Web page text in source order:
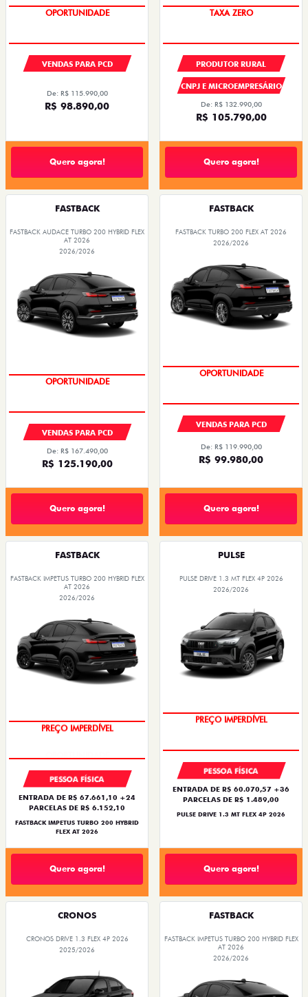
OPORTUNIDADE
VENDAS PARA PCD
De: R$ 115.990,00
R$ 98.890,00
Quero agora!
TAXA ZERO
PRODUTOR RURAL
CNPJ E MICROEMPRESÁRIO
De: R$ 132.990,00
R$ 105.790,00
Quero agora!
FASTBACK
FASTBACK AUDACE TURBO 200 HYBRID FLEX
AT 2026
2026/2026
OPORTUNIDADE
VENDAS PARA PCD
De: R$ 167.490,00
R$ 125.190,00
Quero agora!
FASTBACK
FASTBACK TURBO 200 FLEX AT 2026
2026/2026
OPORTUNIDADE
VENDAS PARA PCD
De: R$ 119.990,00
R$ 99.980,00
Quero agora!
FASTBACK
FASTBACK IMPETUS TURBO 200 HYBRID FLEX
AT 2026
2026/2026
PREÇO IMPERDÍVEL
PESSOA FÍSICA
ENTRADA DE R$ 67.661,10 +24
PARCELAS DE R$ 6.152,10
FASTBACK IMPETUS TURBO 200 HYBRID
FLEX AT 2026
Quero agora!
PULSE
PULSE DRIVE 1.3 MT FLEX 4P 2026
2026/2026
PREÇO IMPERDÍVEL
PESSOA FÍSICA
ENTRADA DE R$ 60.070,57 +36
PARCELAS DE R$ 1.489,00
PULSE DRIVE 1.3 MT FLEX 4P 2026
Quero agora!
CRONOS
CRONOS DRIVE 1.3 FLEX 4P 2026
2025/2026
FASTBACK
FASTBACK IMPETUS TURBO 200 HYBRID FLEX
AT 2026
2026/2026